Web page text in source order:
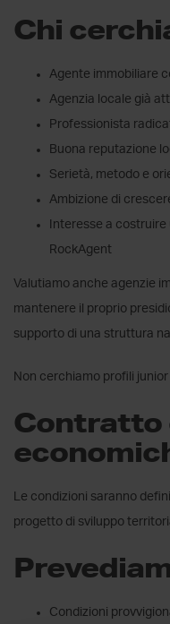
Chi
Agente immobiliare
Agenzia locale già
Professionista
Buona reputazione
Serietà, metodo e
Ambizione di
Interesse a
RockAgent
Valutiamo anche agenzie
mantenere il proprio
supporto di una struttura
Non cerchiamo profili
Contratto
Le condizioni saranno
progetto di sviluppo
Condizioni